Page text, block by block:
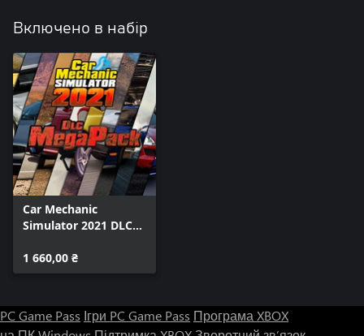
Включено в набір
Car Mechanic
Simulator 2021 DLC
1 660,00 ₴
PC Game Pass Ігри PC Game Pass Програма XBOX